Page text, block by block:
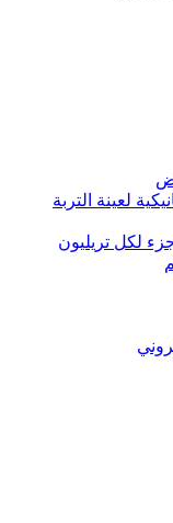
لعينة التربة
جزء لكل تريليون